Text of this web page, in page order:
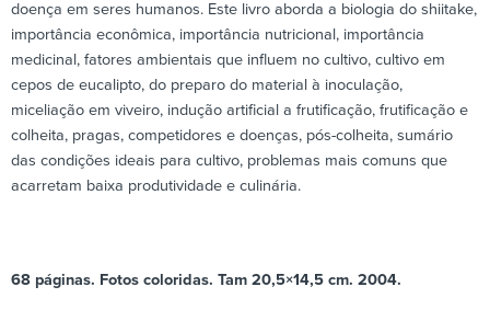
doença em seres humanos. Este livro aborda a biologia do shiitake,
importância econômica, importância nutricional, importância
medicinal, fatores ambientais que influem no cultivo, cultivo em
cepos de eucalipto, do preparo do material à inoculação,
miceliação em viveiro, indução artificial a frutificação, frutificação e
colheita, pragas, competidores e doenças, pós-colheita, sumário
das condições ideais para cultivo, problemas mais comuns que
acarretam baixa produtividade e culinária.
68 páginas. Fotos coloridas. Tam 20,5×14,5 cm. 2004.